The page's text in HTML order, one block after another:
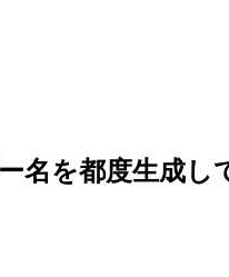
を都度生成